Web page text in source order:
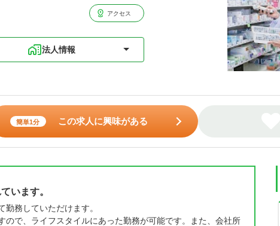
アクセス
法人情報
簡単1分 この求人に興味がある
います。
務していただけます。
で、ライフスタイルにあった勤務が可能です。また、会社所